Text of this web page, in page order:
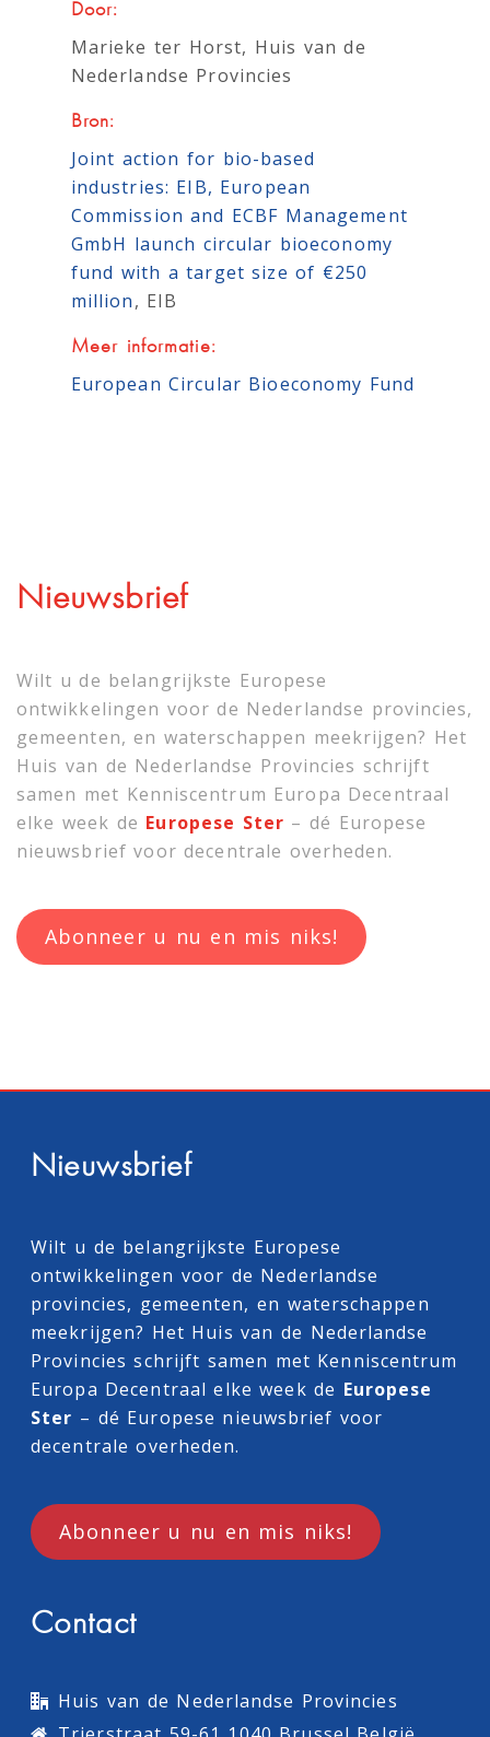
Door:
Marieke ter Horst, Huis van de
Nederlandse Provincies
Bron:
Joint action for bio-based
industries: EIB, European
Commission and ECBF Management
GmbH launch circular bioeconomy
fund with a target size of €250
million, EIB
Meer informatie:
European Circular Bioeconomy Fund
Nieuwsbrief
Wilt u de belangrijkste Europese
ontwikkelingen voor de Nederlandse provincies,
gemeenten, en waterschappen meekrijgen? Het
Huis van de Nederlandse Provincies schrijft
samen met Kenniscentrum Europa Decentraal
elke week de Europese Ster – dé Europese
nieuwsbrief voor decentrale overheden.
Abonneer u nu en mis niks!
Nieuwsbrief
Wilt u de belangrijkste Europese
ontwikkelingen voor de Nederlandse
provincies, gemeenten, en waterschappen
meekrijgen? Het Huis van de Nederlandse
Provincies schrijft samen met Kenniscentrum
Europa Decentraal elke week de Europese
Ster – dé Europese nieuwsbrief voor
decentrale overheden.
Abonneer u nu en mis niks!
Contact
Huis van de Nederlandse Provincies